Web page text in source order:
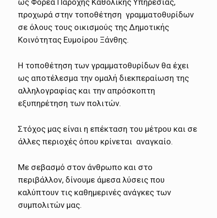
προχωρά στην τοποθέτηση γραμματοθυρίδων
σε όλους τους οικισμούς της Δημοτικής
Κοινότητας Ευμοίρου Ξάνθης.
Η τοποθέτηση των γραμματοθυρίδων θα έχει
ως αποτέλεσμα την ομαλή διεκπεραίωση της
αλληλογραφίας και την απρόσκοπτη
εξυπηρέτηση των πολιτών.
Στόχος μας είναι η επέκταση του μέτρου και σε
άλλες περιοχές όπου κρίνεται αναγκαίο.
Με σεβασμό στον άνθρωπο και στο
περιβάλλον, δίνουμε άμεσα λύσεις που
καλύπτουν τις καθημερινές ανάγκες των
συμπολιτών μας.